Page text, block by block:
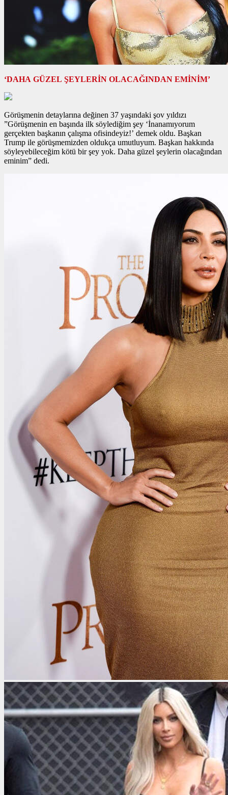
‘DAHA GÜZEL ŞEYLERİN OLACAĞINDAN EMİNİM’
Görüşmenin detaylarına değinen 37 yaşındaki şov yıldızı
”Görüşmenin en başında ilk söylediğim şey ‘İnanamıyorum
gerçekten başkanın çalışma ofisindeyiz!’ demek oldu. Başkan
Trump ile görüşmemizden oldukça umutluyum. Başkan hakkında
söyleyebileceğim kötü bir şey yok. Daha güzel şeylerin olacağından
eminim” dedi.